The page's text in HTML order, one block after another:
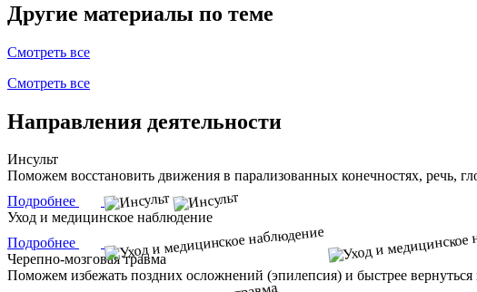
Другие материалы по теме
Смотреть все
Смотреть все
Направления деятельности
Инсульт
Поможем восстановить движения в парализованных конечностях, речь,
Подробнее
Уход и медицинское наблюдение
Подробнее
Черепно-мозговая травма
Поможем избежать поздних осложнений (эпилепсия) и быстрее